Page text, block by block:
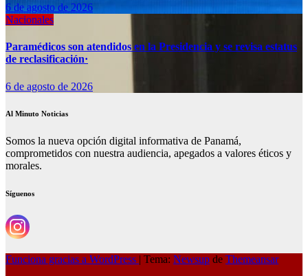
6 de agosto de 2026
Nacionales
Paramédicos son atendidos en la Presidencia y se revisa estatus
de reclasificación·
6 de agosto de 2026
Al Minuto Noticias
Somos la nueva opción digital informativa de Panamá,
comprometidos con nuestra audiencia, apegados a valores éticos y
morales.
Síguenos
Funciona gracias a WordPress | Tema: Newsup de Themeansar